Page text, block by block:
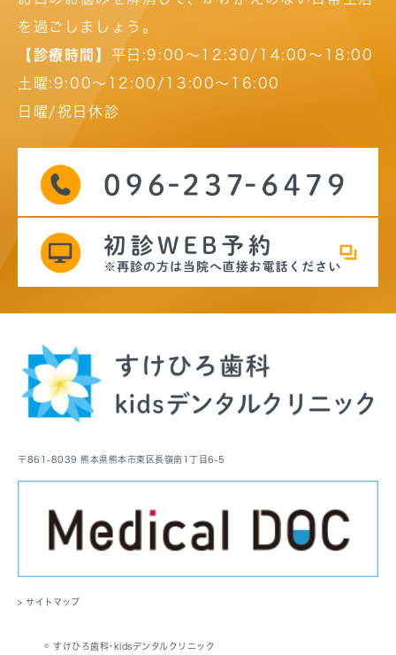
を過ごしましょう。
【診療時間】 平日:9:00～12:30/14:00～18:00
土曜:9:00～12:00/13:00～16:00
日曜/祝日休診
〒861-8039 熊本県熊本市東区長嶺南1丁目6-5
> サイトマップ
© すけひろ歯科･kidsデンタルクリニック